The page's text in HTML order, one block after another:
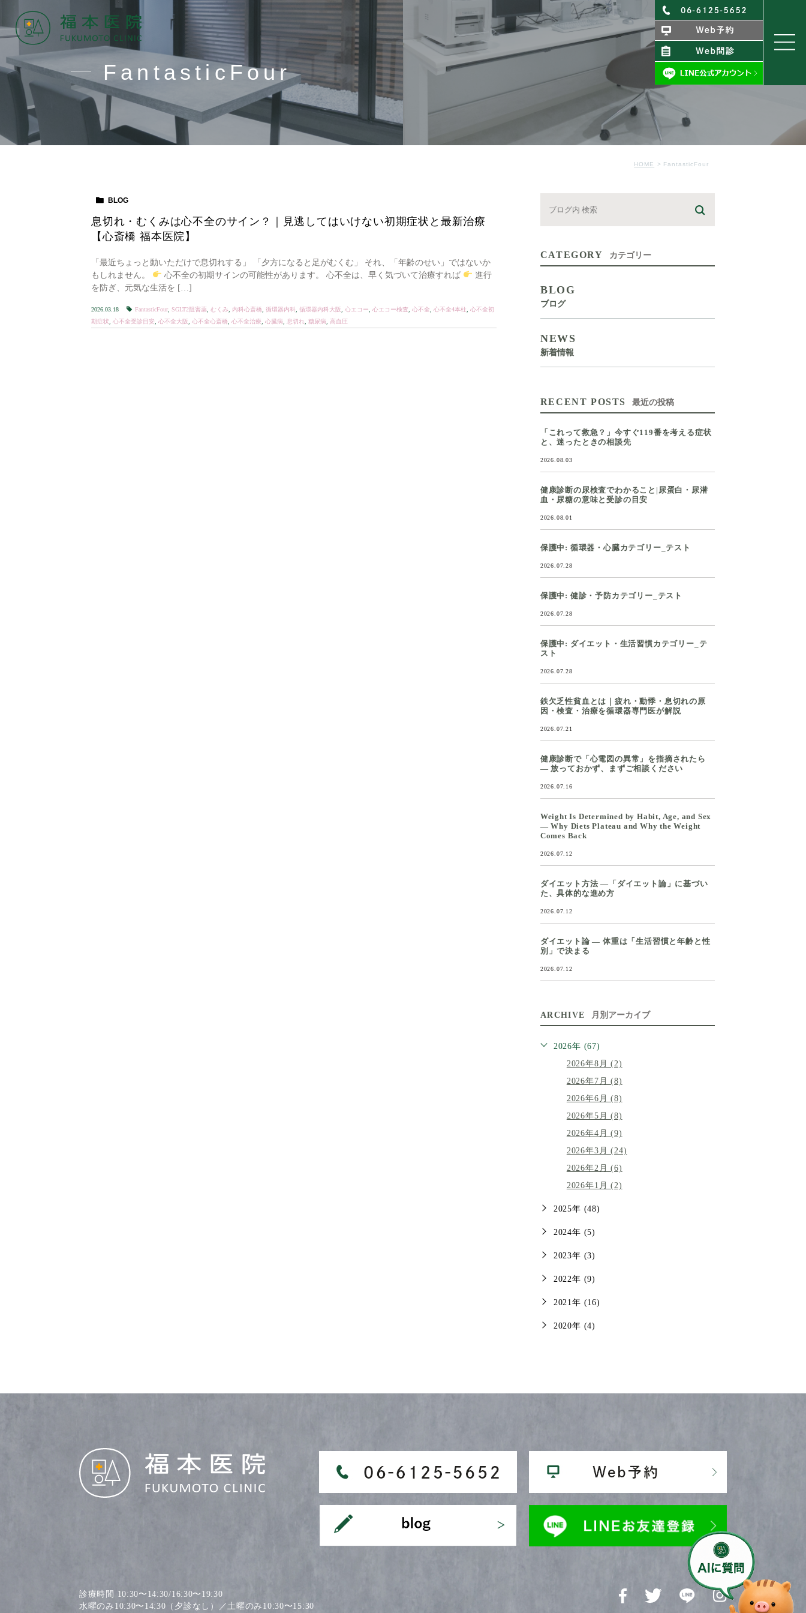
FantasticFour
HOME FantasticFour
BLOG
息切れ・むくみは心不全のサイン？｜見逃してはいけない初期症状と最新治療
【心斎橋 福本医院】
「最近ちょっと動いただけで息切れする」 「夕方になると足がむくむ」 それ、「年齢のせい」ではないか
もしれません。
心不全の初期サインの可能性があります。 心不全は、早く気づいて治療すれば
進行
を防ぎ、元気な生活を […]
2026.03.18 FantasticFour SGLT2阻害薬 むくみ 内科心斎橋 循環器内科 循環器内科大阪 心エコー 心エコー検査 心不全 心不全4本柱
心不全初
期症状
心不全受診目安 心不全大阪 心不全心斎橋 心不全治療 心臓病 息切れ 糖尿病 高血圧
CATEGORY カテゴリー
BLOG
ブログ
NEWS
新着情報
RECENT POSTS 最近の投稿
「これって救急？」今すぐ119番を考える症状
と、迷ったときの相談先
2026.08.03
健康診断の尿検査でわかること|尿蛋白・尿潜
血・尿糖の意味と受診の目安
2026.08.01
保護中: 循環器・心臓カテゴリー_テスト
2026.07.28
保護中: 健診・予防カテゴリー_テスト
2026.07.28
保護中: ダイエット・生活習慣カテゴリー_テ
スト
2026.07.28
鉄欠乏性貧血とは｜疲れ・動悸・息切れの原
因・検査・治療を循環器専門医が解説
2026.07.21
健康診断で「心電図の異常」を指摘されたら
― 放っておかず、まずご相談ください
2026.07.16
Weight Is Determined by Habit, Age, and Sex
— Why Diets Plateau and Why the Weight
Comes Back
2026.07.12
ダイエット方法 ―「ダイエット論」に基づい
た、具体的な進め方
2026.07.12
ダイエット論 ― 体重は「生活習慣と年齢と性
別」で決まる
2026.07.12
ARCHIVE 月別アーカイブ
2026年 (67)
2026年8月 (2)
2026年7月 (8)
2026年6月 (8)
2026年5月 (8)
2026年4月 (9)
2026年3月 (24)
2026年2月 (6)
2026年1月 (2)
2025年 (48)
2024年 (5)
2023年 (3)
2022年 (9)
2021年 (16)
2020年 (4)
診療時間 10:30〜14:30/16:30〜19:30
水曜のみ10:30〜14:30（夕診なし）／土曜のみ10:30〜15:30